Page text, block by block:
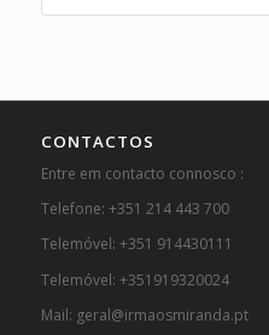
CONTACTOS
Entre em contacto connosco :
Telefone: +351 214 443 700
Telemóvel: +351 914430111
Telemóvel: +351919320024
Mail: geral@irmaosmiranda.pt